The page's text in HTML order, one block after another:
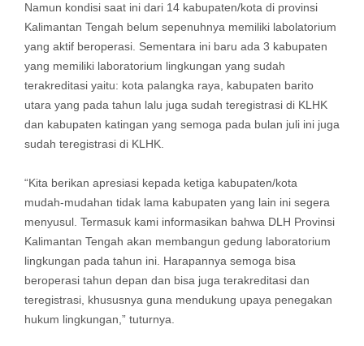
Namun kondisi saat ini dari 14 kabupaten/kota di provinsi
Kalimantan Tengah belum sepenuhnya memiliki labolatorium
yang aktif beroperasi. Sementara ini baru ada 3 kabupaten
yang memiliki laboratorium lingkungan yang sudah
terakreditasi yaitu: kota palangka raya, kabupaten barito
utara yang pada tahun lalu juga sudah teregistrasi di KLHK
dan kabupaten katingan yang semoga pada bulan juli ini juga
sudah teregistrasi di KLHK.
“Kita berikan apresiasi kepada ketiga kabupaten/kota
mudah-mudahan tidak lama kabupaten yang lain ini segera
menyusul. Termasuk kami informasikan bahwa DLH Provinsi
Kalimantan Tengah akan membangun gedung laboratorium
lingkungan pada tahun ini. Harapannya semoga bisa
beroperasi tahun depan dan bisa juga terakreditasi dan
teregistrasi, khususnya guna mendukung upaya penegakan
hukum lingkungan,” tuturnya.